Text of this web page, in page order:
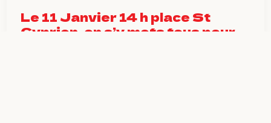
Le 11 Janvier 14 h place St
Cyprien, on s’y mets tous pour